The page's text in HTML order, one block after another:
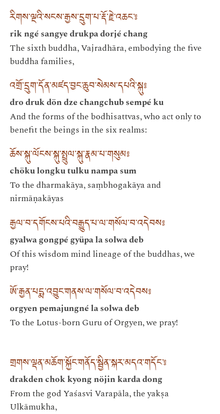
རིགས་ལྔའི་སངས་རྒྱས་དྲུག་པ་རྡོ་རྗེ་འཆང་༔
rik ngé sangye drukpa dorjé chang
The sixth buddha, Vajradhāra, embodying the five
buddha families,
འགྲོ་དྲུག་དོན་མཛད་བྱང་ཆུབ་སེམས་དཔའི་སྐུ༔
dro druk dön dze changchub sempé ku
And the forms of the bodhisattvas, who act only to
benefit the beings in the six realms:
ཆོས་སྐུ་ལོངས་སྐུ་སྤྲུལ་སྐུ་རྣམ་པ་གསུམ༔
chöku longku tulku nampa sum
To the dharmakāya, saṃbhogakāya and
nirmāṇakāyas
རྒྱལ་བ་དགོངས་པའི་བརྒྱུད་པ་ལ་གསོལ་བ་འདེབས༔
gyalwa gongpé gyüpa la solwa deb
Of this wisdom mind lineage of the buddhas, we
pray!
ཨོ་རྒྱན་པདྨ་འབྱུང་གནས་ལ་གསོལ་བ་འདེབས༔
orgyen pemajungné la solwa deb
To the Lotus-born Guru of Orgyen, we pray!
གྲགས་ལྡན་མཆོག་སྐྱོང་གནོད་སྦྱིན་སྐར་མདའ་གདོང་༔
drakden chok kyong nöjin karda dong
From the god Yaśasvi Varapāla, the yakṣa
Ulkāmukha,